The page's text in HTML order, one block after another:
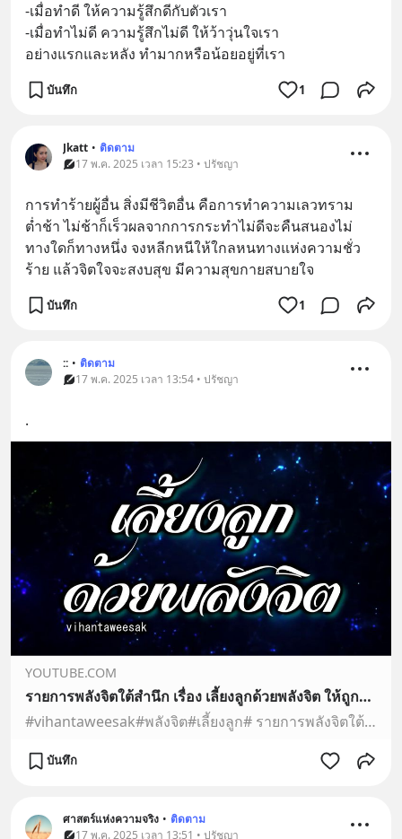
-เมื่อทำดี ให้ความรู้สึกดีกับตัวเรา
-เมื่อทำไม่ดี ความรู้สึกไม่ดี ให้ว้าวุ่นใจเรา
อย่างแรกและหลัง ทำมากหรือน้อยอยู่ที่เรา
บันทึก 1
Jkatt • ติดตาม
17 พ.ค. 2025 เวลา 15:23 • ปรัชญา
การทำร้ายผู้อื่น สิ่งมีชีวิตอื่น คือการทำความเลวทราม
ต่ำช้า ไม่ช้าก็เร็วผลจากการกระทำไม่ดีจะคืนสนองไม่
ทางใดก็ทางหนึ่ง จงหลีกหนีให้ใกลหนทางแห่งความชั่ว
ร้าย แล้วจิตใจจะสงบสุข มีความสุขกายสบายใจ
บันทึก 1
:: • ติดตาม
17 พ.ค. 2025 เวลา 13:54 • ปรัชญา
.
YOUTUBE.COM
รายการพลังจิตใต้สำนึก เรื่อง เลี้ยงลูกด้วยพลังจิต ให้ถูกที่ถูกทางกับยุคกับสมัย
#vihantaweesak#พลังจิต#เลี้ยงลูก# รายการพลังจิตใต้สำนึก เรื่อง เลี้ยงลูกด้วยพลังจิต ให้ถูกที่ถูกทางกับยุคกับสมัย กตัญญูรู้คุณ” คุณธรรมพื้นฐานที่ควรสอนประจำ…
บันทึก
ศาสตร์แห่งความจริง • ติดตาม
17 พ.ค. 2025 เวลา 13:51 • ปรัชญา